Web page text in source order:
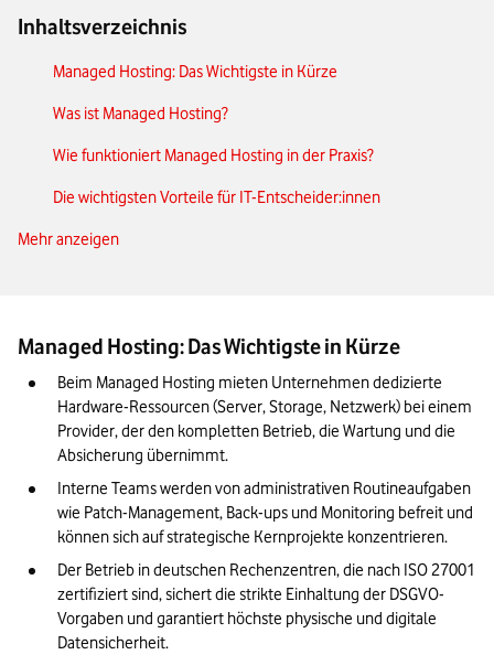
Inhaltsverzeichnis
Managed Hosting: Das Wichtigste in Kürze
Was ist Managed Hosting?
Wie funktioniert Managed Hosting in der Praxis?
Die wichtigsten Vorteile für IT-Entscheider:innen
Managed Hosting vs. Unmanaged Hosting
Unsere B2B-Entscheidungshilfe: Welches Hosting-Modell
passt zu welcher Unternehmensgröße?
Managed-Hosting-Anbieter in Deutschland: Auswahlkriterien
und SLA
Unser Fazit: Managed Hosting entlastet die IT und sorgt für
bessere Compliance
Mehr anzeigen
Managed Hosting: Das Wichtigste in Kürze
Beim Managed Hosting mieten Unternehmen dedizierte
Hardware-Ressourcen (Server, Storage, Netzwerk) bei einem
Provider, der den kompletten Betrieb, die Wartung und die
Absicherung übernimmt.
Interne Teams werden von administrativen Routineaufgaben
wie Patch-Management, Back-ups und Monitoring befreit und
können sich auf strategische Kernprojekte konzentrieren.
Der Betrieb in deutschen Rechenzentren, die nach ISO 27001
zertifiziert sind, sichert die strikte Einhaltung der DSGVO-
Vorgaben und garantiert höchste physische und digitale
Datensicherheit.